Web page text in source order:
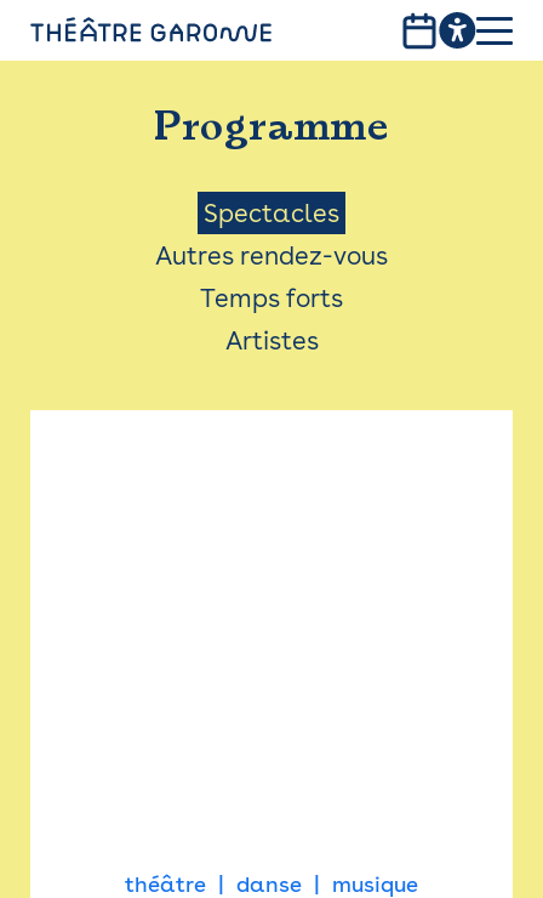
PROGRAMME
INFOS PRATIQUES
AVEC LES PUBLICS
ACCESSIBILITÉ
LES PRODUCTIONS
Programme
Menu
Saison
Spectacles
Autres rendez-vous
Temps forts
Artistes
théâtre danse musique